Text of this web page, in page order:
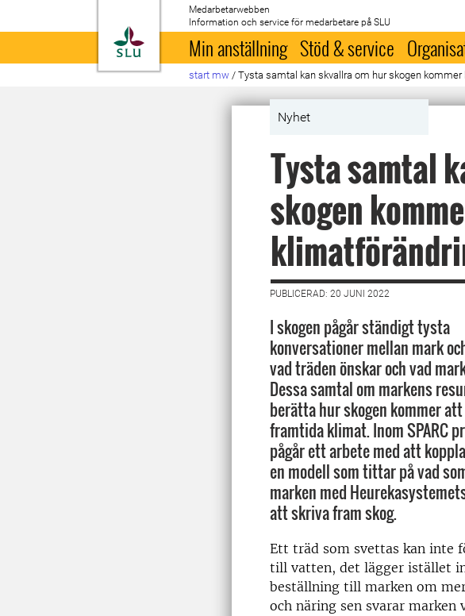
Till startsida
Medarbetarwebben
Information och service för medarbetare på SLU
Min anställning Stöd & service
start mw / Tysta samtal kan skvallra om hur skogen
Nyhet
Tysta samtal
skogen
PUBLICERAD: 20 JUNI 2022
I skogen pågår ständigt tysta
konversationer mellan mark
vad träden önskar och vad
Dessa samtal om markens
berätta hur skogen kommer
framtida klimat. Inom SPARC
pågår ett arbete med att
en modell som tittar på vad
marken med
att skriva fram skog.
Ett träd som svettas kan inte
till vatten, det lägger istället
beställning till marken om
och näring sen svarar marken